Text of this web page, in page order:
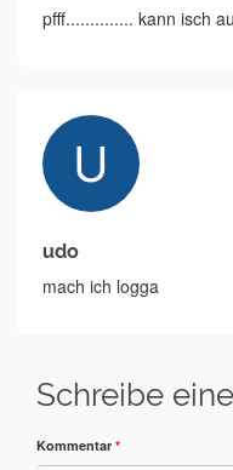
pfff.............. kann isch
udo
mach ich logga
Schreibe
Kommentar *